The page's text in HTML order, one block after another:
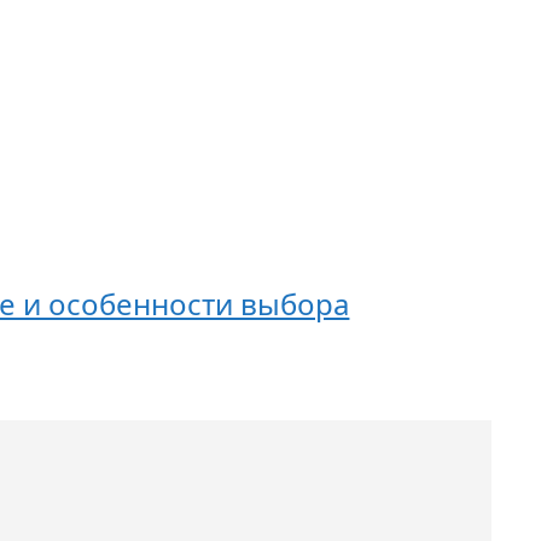
и особенности выбора